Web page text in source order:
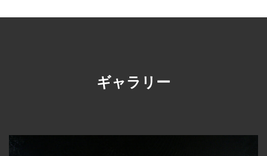
ギャラリー